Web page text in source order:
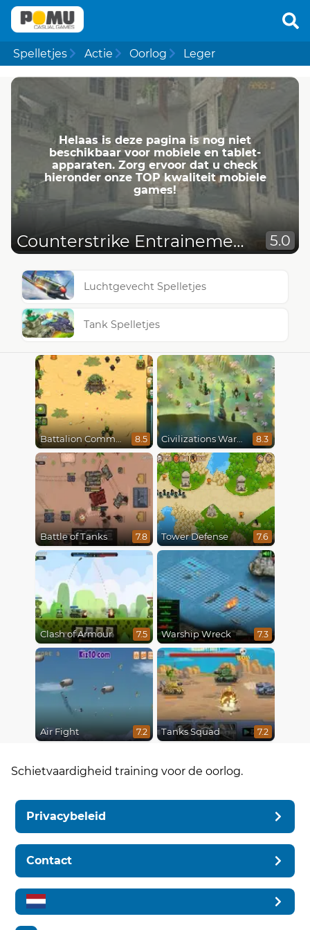
Spelletjes Actie Oorlog Leger
Helaas is deze pagina is nog niet
beschikbaar voor mobiele en tablet-
apparaten. Zorg ervoor dat u check
hieronder onze TOP kwaliteit mobiele
games!
Counterstrike Entrainement 5.0
Luchtgevecht Spelletjes
Tank Spelletjes
Battalion Commander 8.5 Civilizations Wars Master Edition 8.3
Battle of Tanks 7.8 Tower Defense 7.6
Clash of Armour 7.5 Warship Wreck 7.3
Air Fight 7.2 Tanks Squad 7.2
Schietvaardigheid training voor de oorlog.
Privacybeleid
Contact